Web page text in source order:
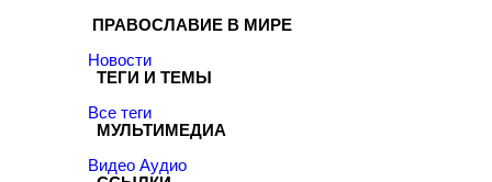
ПРАВОСЛАВИЕ В МИРЕ
Новости
ТЕГИ И ТЕМЫ
Все теги
МУЛЬТИМЕДИА
Видео Аудио